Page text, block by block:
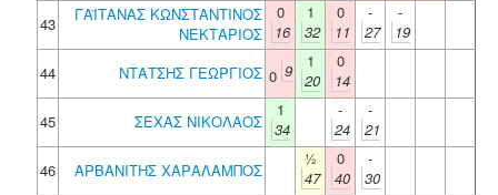
43
ΓΑΪΤΑΝΑΣ ΚΩΝΣΤΑΝΤΙΝΟΣ
ΝΕΚΤΑΡΙΟΣ
0
16
1
32
0
11
-
27
-
19
44
ΝΤΑΤΣΗΣ ΓΕΩΡΓΙΟΣ 0 9
1
20
0
14
45
ΣΕΧΑΣ ΝΙΚΟΛΑΟΣ
1
34
-
24
-
21
46
ΑΡΒΑΝΙΤΗΣ ΧΑΡΑΛΑΜΠΟΣ
½
47
0
40
-
30